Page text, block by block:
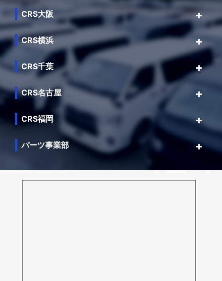
CRS大阪
CRS横浜
CRS千葉
CRS名古屋
CRS福岡
パーツ事業部